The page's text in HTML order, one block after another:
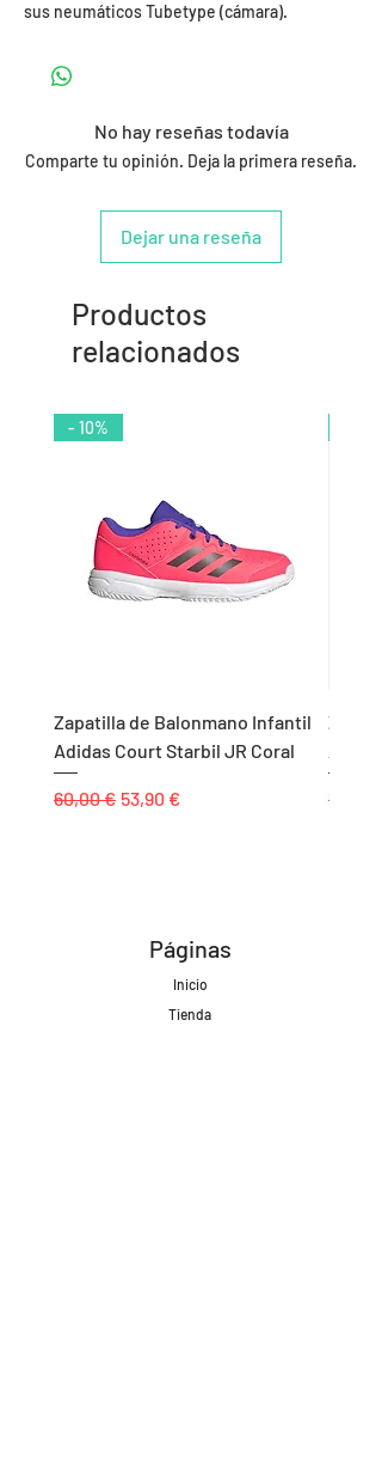
sus neumáticos Tubetype (cámara).
No hay reseñas todavía
Comparte tu opinión. Deja la primera reseña.
Dejar una reseña
Productos
relacionados
- 10%
Zapatilla de Balonmano Infantil
Adidas Court Starbil JR Coral
Precio
60,00 € Precio de oferta
53,90 € Precio
55,00 €
Páginas
Inicio
Tienda